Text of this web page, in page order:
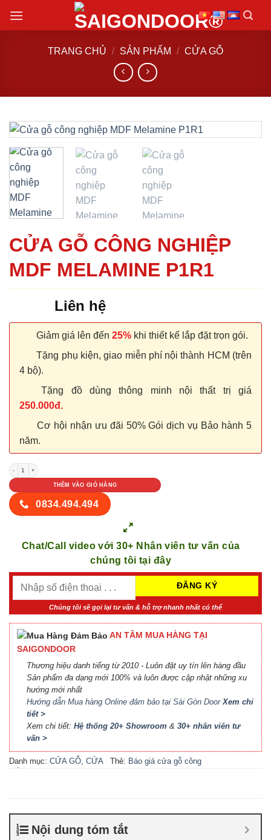
đến
TRANG CHỦ / SẢN PHẨM / CỬA GỖ
CỬA GỖ CÔNG NGHIỆP
MDF MELAMINE P1R1
Liên hệ
Giảm giá lên đến 25% khi thiết kế lắp đặt trọn gói.
Tặng phụ kiện, giao miễn phí nội thành HCM (trên
4 bộ).
Tặng đồ dùng thông minh nội thất trị giá
250.000đ.
Cơ hội nhận ưu đãi 50% Gói dịch vụ Bảo hành 5
năm.
CỬA GỖ CÔNG NGHIỆP MDF MELAMINE P1R1 số lượng
THÊM VÀO GIỎ HÀNG
0834.494.494
Chat/Call video với 30+ Nhân viên tư vấn của
chúng tôi tại đây
Chúng tôi sẽ gọi lại tư vấn & hỗ trợ nhanh nhất có thể
AN TÂM MUA HÀNG TẠI
SAIGONDOOR
Thương hiệu danh tiếng từ 2010 - Luôn đặt uy tín lên hàng đầu
Sản phẩm đa dạng mới 100% và luôn được cập nhật những xu
hướng mới nhất
Hướng dẫn Mua hàng Online đảm bảo tại Sài Gòn DoorXem chi
tiết >
Xem chi tiết: Hệ thống 20+ Showroom & 30+ nhân viên tư
vấn >
Danh mục: CỬA GỖ, CỬA
Thẻ: Báo giá cửa gỗ công
nghiệp chống ẩm
công nghiệp sơn trắng
Nội dung tóm tắt